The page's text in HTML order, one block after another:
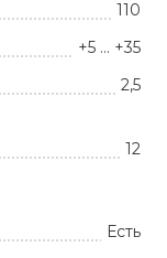
110
+5 ... +35
2,5
12
Есть